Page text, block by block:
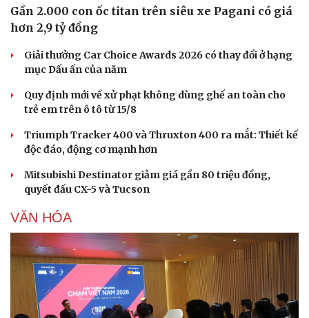
Gần 2.000 con ốc titan trên siêu xe Pagani có giá
hơn 2,9 tỷ đồng
Giải thưởng Car Choice Awards 2026 có thay đổi ở hạng
mục Dấu ấn của năm
Quy định mới về xử phạt không dùng ghế an toàn cho
trẻ em trên ô tô từ 15/8
Triumph Tracker 400 và Thruxton 400 ra mắt: Thiết kế
độc đáo, động cơ mạnh hơn
Mitsubishi Destinator giảm giá gần 80 triệu đồng,
quyết đấu CX-5 và Tucson
VĂN HÓA